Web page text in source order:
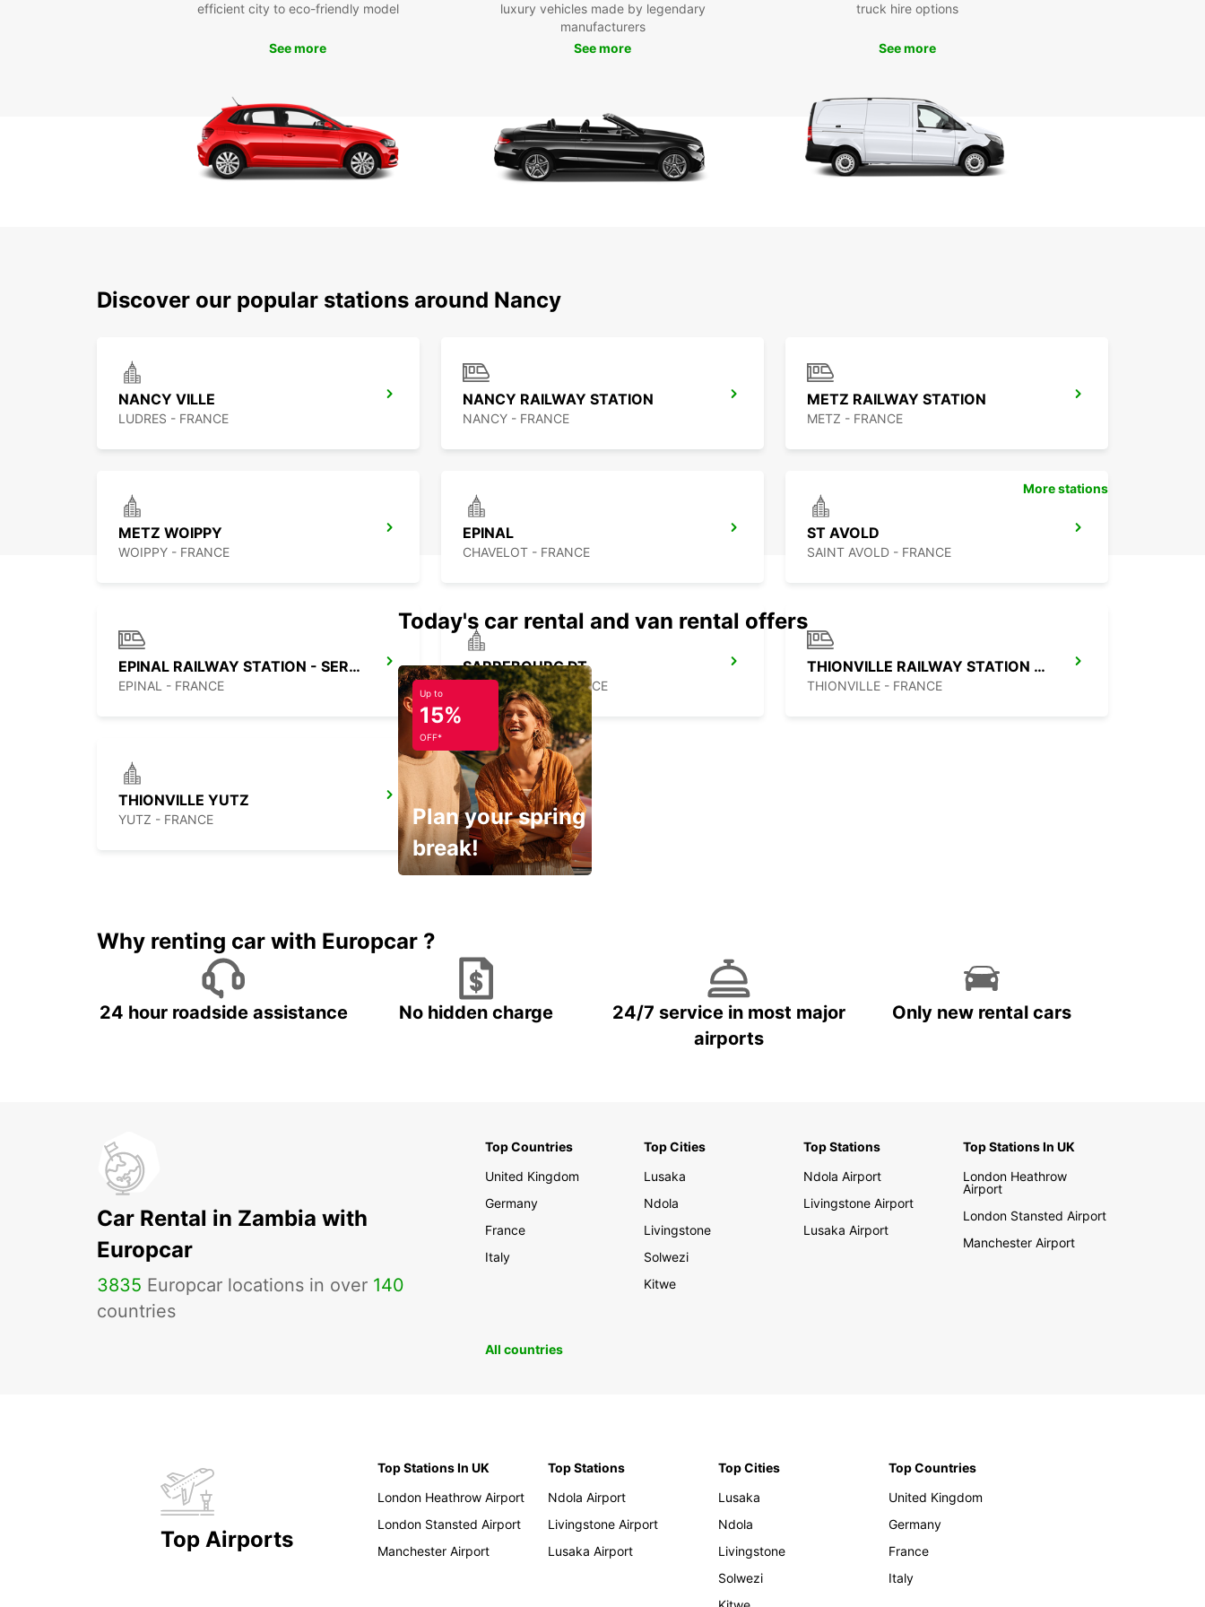
Ne perdez pas de temps lors de votre voyage à
Nancy. Réservez dès maintenant votre voiture de
location avec Europcar et profitez d'une expérience
sans tracas. Que vous soyez en ville pour affaires ou
efficient city to eco-friendly model
See more
luxury vehicles made by legendary
manufacturers
See more
truck hire options
See more
Discover our popular stations around Nancy
NANCY VILLE
LUDRES - FRANCE
NANCY RAILWAY STATION
NANCY - FRANCE
METZ RAILWAY STATION
METZ - FRANCE
METZ WOIPPY
WOIPPY - FRANCE
EPINAL
CHAVELOT - FRANCE
ST AVOLD
SAINT AVOLD - FRANCE
EPINAL RAILWAY STATION - SERVICE POINT
EPINAL - FRANCE
SARREBOURG DT
SARREBOURG - FRANCE
THIONVILLE RAILWAY STATION - SERVICE POINT
THIONVILLE - FRANCE
THIONVILLE YUTZ
YUTZ - FRANCE
More stations
Today's car rental and van rental offers
Up to
15%
OFF*
Plan your spring
break!
Why renting car with Europcar ?
24 hour roadside assistance No hidden charge
24/7 service in most major
airports
Only new rental cars
Car Rental in Zambia with
Europcar
3835 Europcar locations in over 140
countries
Top Countries
United Kingdom
Germany
France
Italy
Top Cities
Lusaka
Ndola
Livingstone
Solwezi
Kitwe
Top Stations
Ndola Airport
Livingstone Airport
Lusaka Airport
Top Stations In UK
London Heathrow
Airport
London Stansted Airport
Manchester Airport
All countries
Top Airports
Top Stations In UK
London Heathrow Airport
London Stansted Airport
Manchester Airport
Top Stations
Ndola Airport
Livingstone Airport
Lusaka Airport
Top Cities
Lusaka
Ndola
Livingstone
Solwezi
Top Countries
United Kingdom
Germany
France
Italy